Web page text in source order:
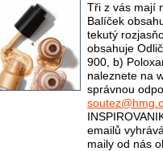
Tři z vás mají
Balíček
tekutý
obsahuje
900, b)
naleznete na
správnou
emailů
maily od nás